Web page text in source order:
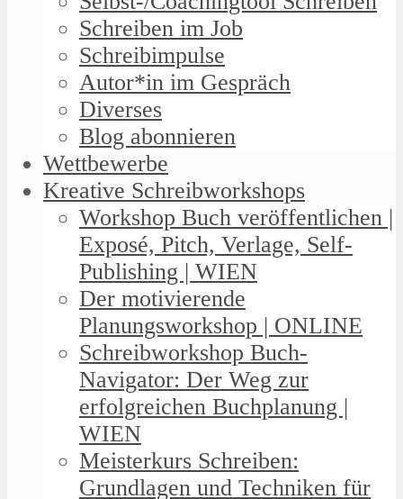
Schreiben im Job
Schreibimpulse
Autor*in im Gespräch
Diverses
Blog abonnieren
Wettbewerbe
Kreative Schreibworkshops
Workshop Buch veröffentlichen |
Exposé, Pitch, Verlage, Self-
Publishing | WIEN
Der motivierende
Planungsworkshop | ONLINE
Schreibworkshop Buch-
Navigator: Der Weg zur
erfolgreichen Buchplanung |
WIEN
Meisterkurs Schreiben:
Grundlagen und Techniken für